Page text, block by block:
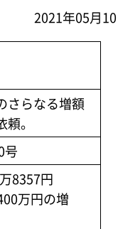
2021年05月
さらなる増額
。
号
8357円
万円の増